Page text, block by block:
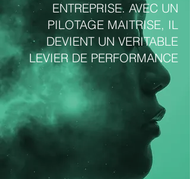
ENTREPRISE. AVEC UN
PILOTAGE MAITRISE, IL
DEVIENT UN VERITABLE
LEVIER DE PERFORMANCE